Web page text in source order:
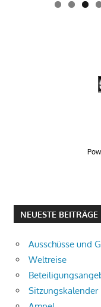
NEUESTE BEITRÄGE
Ausschüsse und
Weltreise
Sitzungskalender